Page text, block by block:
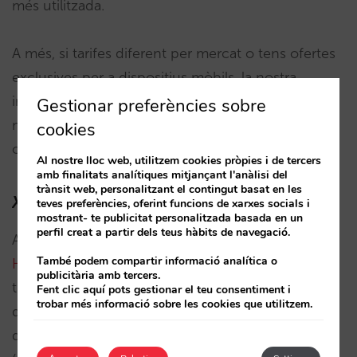
més utilitzada.
A més, si tarifes diferent per mercat o tens ofertes
exclusives per a dispositius mòbils, la nostra
integració permet diferenciar aquestes tarifes i
mantenir la coherència amb els preus que
ofereixes al teu motor de reserves.
Xatbotsintegrats amb Mirai
Actualment, tenim integració amb els xatbots
HiJiffy,Asksuite(els 50 primers clients de Mirai,
tindran un període de prova de 3 mesos gratuïts
de l’eina Asksuite i estaran exempts de la tarifa
d’implementació de la tecnologia) i
Gestionar preferències sobre
cookies
Al nostre lloc web, utilitzem cookies pròpies i de tercers
amb finalitats analítiques mitjançant l'anàlisi del
trànsit web, personalitzant el contingut basat en les
teves preferències, oferint funcions de xarxes socials i
mostrant- te publicitat personalitzada basada en un
perfil creat a partir dels teus hàbits de navegació.
També podem compartir informació analítica o
publicitària amb tercers.
Fent clic aquí pots gestionar el teu consentiment i
trobar més informació sobre les cookies que utilitzem.